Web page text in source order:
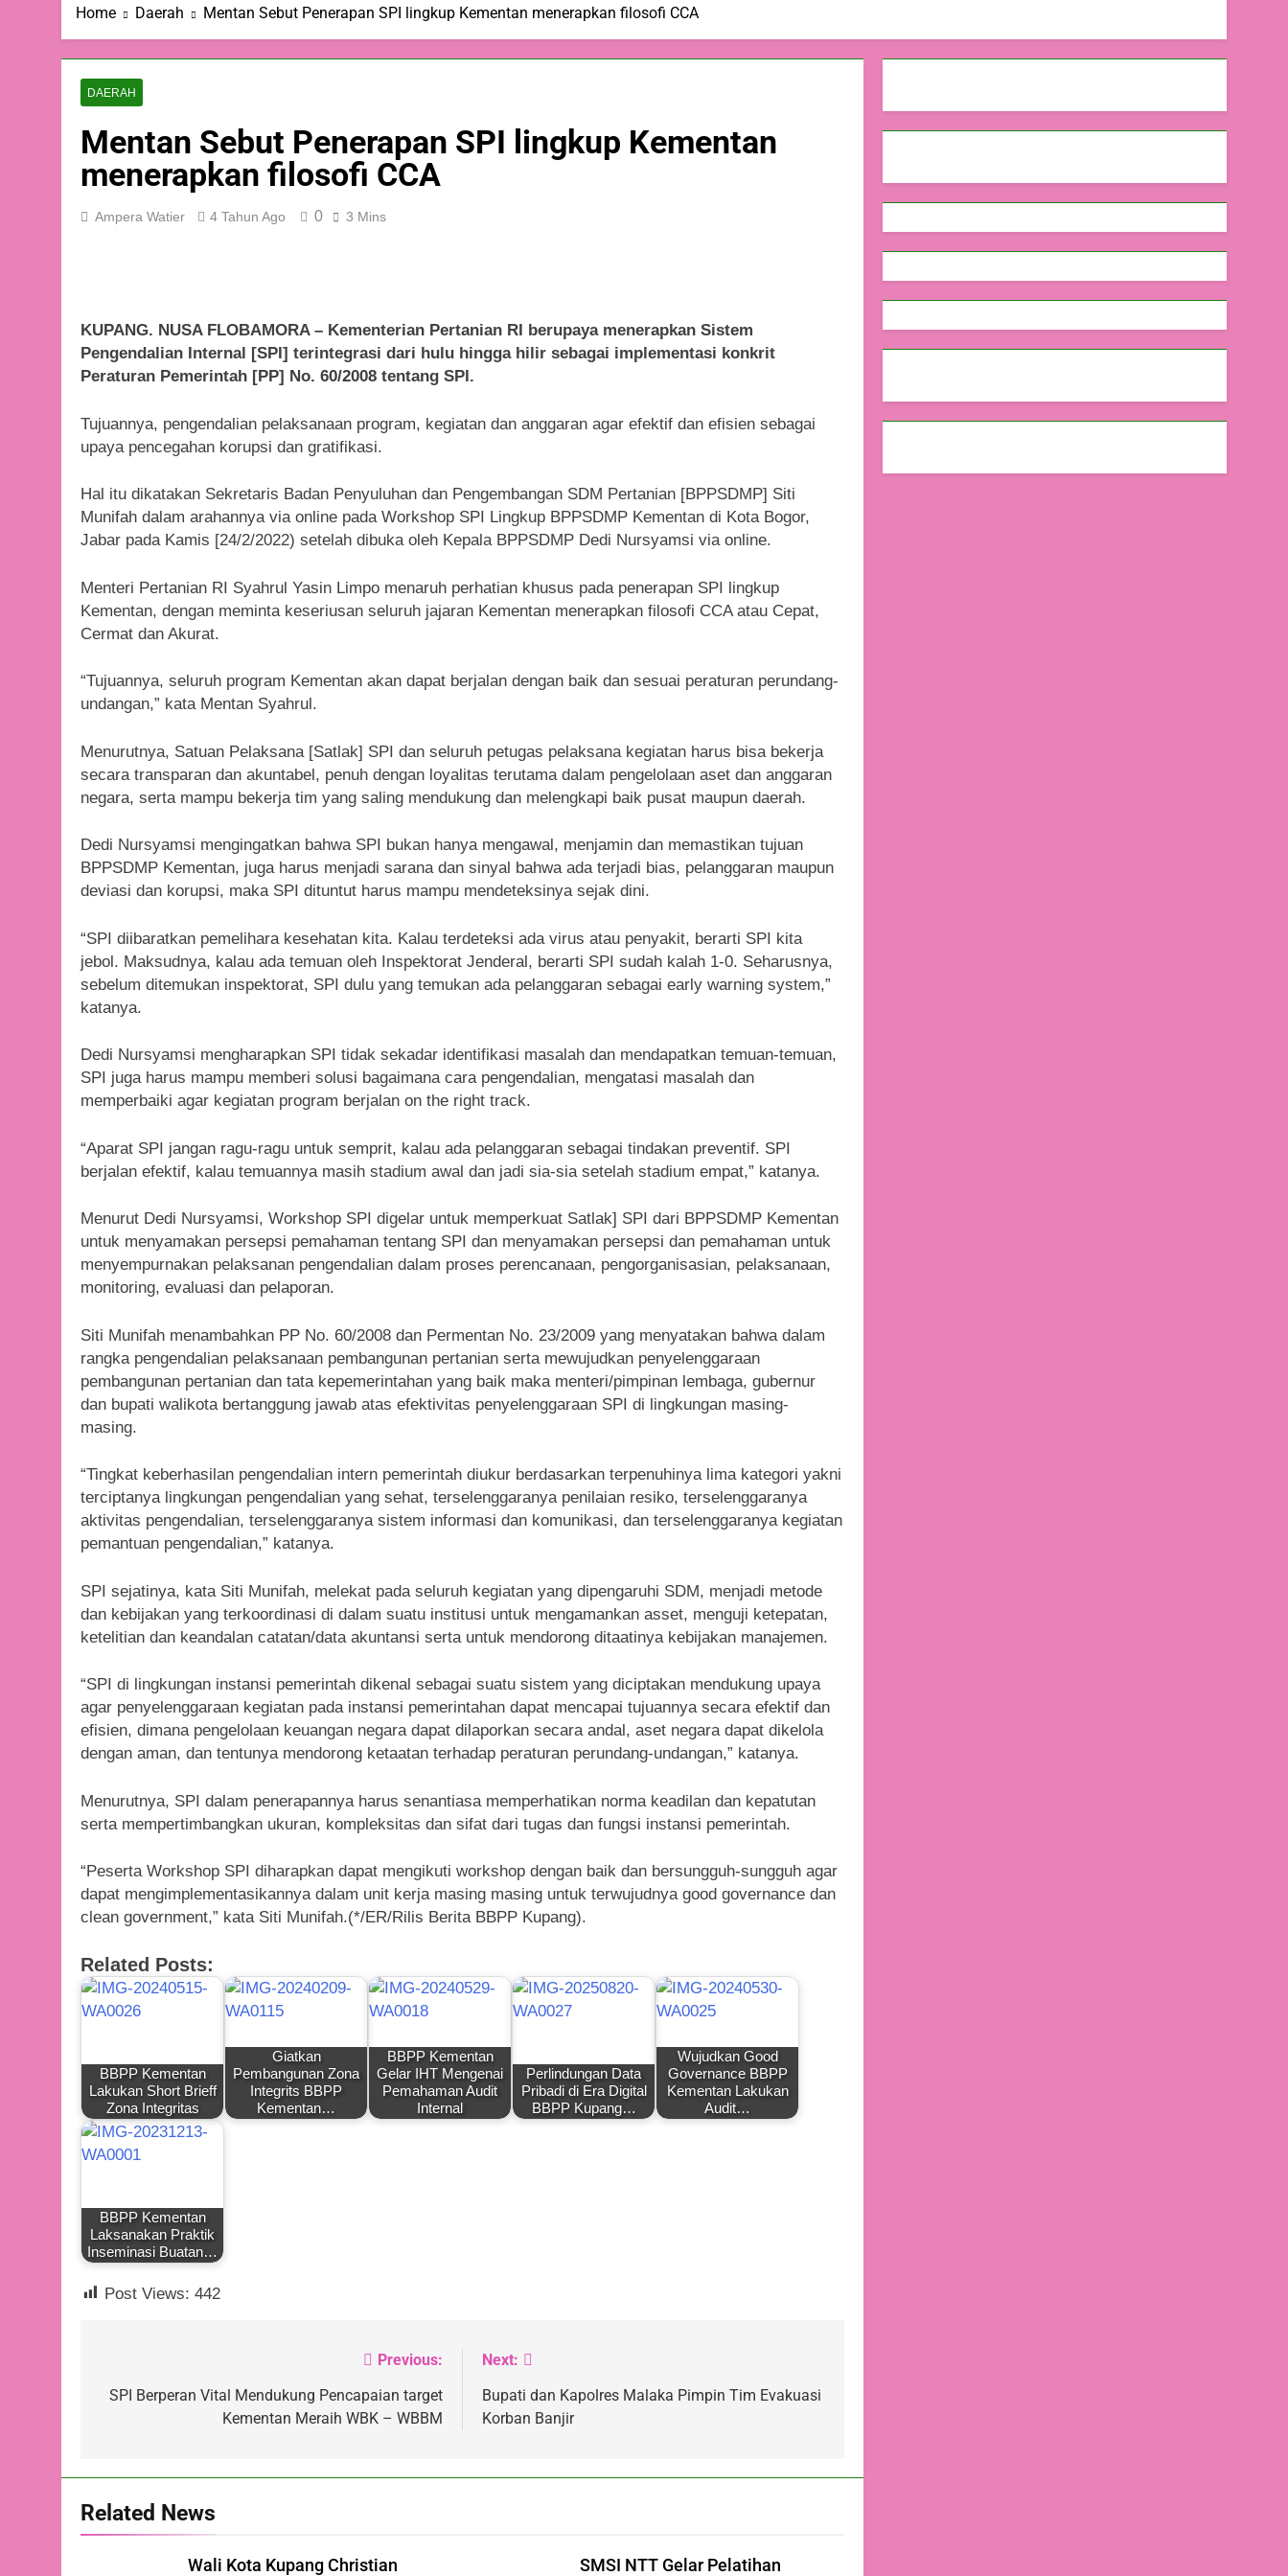
Home Daerah Mentan Sebut Penerapan SPI lingkup Kementan menerapkan filosofi CCA
DAERAH
Mentan Sebut Penerapan SPI lingkup Kementan
menerapkan filosofi CCA
Ampera Watier 4 Tahun Ago 0 3 Mins
KUPANG. NUSA FLOBAMORA – Kementerian Pertanian RI berupaya menerapkan Sistem
Pengendalian Internal [SPI] terintegrasi dari hulu hingga hilir sebagai implementasi konkrit
Peraturan Pemerintah [PP] No. 60/2008 tentang SPI.
Tujuannya, pengendalian pelaksanaan program, kegiatan dan anggaran agar efektif dan efisien sebagai
upaya pencegahan korupsi dan gratifikasi.
Hal itu dikatakan Sekretaris Badan Penyuluhan dan Pengembangan SDM Pertanian [BPPSDMP] Siti
Munifah dalam arahannya via online pada Workshop SPI Lingkup BPPSDMP Kementan di Kota Bogor,
Jabar pada Kamis [24/2/2022) setelah dibuka oleh Kepala BPPSDMP Dedi Nursyamsi via online.
Menteri Pertanian RI Syahrul Yasin Limpo menaruh perhatian khusus pada penerapan SPI lingkup
Kementan, dengan meminta keseriusan seluruh jajaran Kementan menerapkan filosofi CCA atau Cepat,
Cermat dan Akurat.
“Tujuannya, seluruh program Kementan akan dapat berjalan dengan baik dan sesuai peraturan perundang-
undangan,” kata Mentan Syahrul.
Menurutnya, Satuan Pelaksana [Satlak] SPI dan seluruh petugas pelaksana kegiatan harus bisa bekerja
secara transparan dan akuntabel, penuh dengan loyalitas terutama dalam pengelolaan aset dan anggaran
negara, serta mampu bekerja tim yang saling mendukung dan melengkapi baik pusat maupun daerah.
Dedi Nursyamsi mengingatkan bahwa SPI bukan hanya mengawal, menjamin dan memastikan tujuan
BPPSDMP Kementan, juga harus menjadi sarana dan sinyal bahwa ada terjadi bias, pelanggaran maupun
deviasi dan korupsi, maka SPI dituntut harus mampu mendeteksinya sejak dini.
“SPI diibaratkan pemelihara kesehatan kita. Kalau terdeteksi ada virus atau penyakit, berarti SPI kita
jebol. Maksudnya, kalau ada temuan oleh Inspektorat Jenderal, berarti SPI sudah kalah 1-0. Seharusnya,
sebelum ditemukan inspektorat, SPI dulu yang temukan ada pelanggaran sebagai early warning system,”
katanya.
Dedi Nursyamsi mengharapkan SPI tidak sekadar identifikasi masalah dan mendapatkan temuan-temuan,
SPI juga harus mampu memberi solusi bagaimana cara pengendalian, mengatasi masalah dan
memperbaiki agar kegiatan program berjalan on the right track.
“Aparat SPI jangan ragu-ragu untuk semprit, kalau ada pelanggaran sebagai tindakan preventif. SPI
berjalan efektif, kalau temuannya masih stadium awal dan jadi sia-sia setelah stadium empat,” katanya.
Menurut Dedi Nursyamsi, Workshop SPI digelar untuk memperkuat Satlak] SPI dari BPPSDMP Kementan
untuk menyamakan persepsi pemahaman tentang SPI dan menyamakan persepsi dan pemahaman untuk
menyempurnakan pelaksanan pengendalian dalam proses perencanaan, pengorganisasian, pelaksanaan,
monitoring, evaluasi dan pelaporan.
Siti Munifah menambahkan PP No. 60/2008 dan Permentan No. 23/2009 yang menyatakan bahwa dalam
rangka pengendalian pelaksanaan pembangunan pertanian serta mewujudkan penyelenggaraan
pembangunan pertanian dan tata kepemerintahan yang baik maka menteri/pimpinan lembaga, gubernur
dan bupati walikota bertanggung jawab atas efektivitas penyelenggaraan SPI di lingkungan masing-
masing.
“Tingkat keberhasilan pengendalian intern pemerintah diukur berdasarkan terpenuhinya lima kategori yakni
terciptanya lingkungan pengendalian yang sehat, terselenggaranya penilaian resiko, terselenggaranya
aktivitas pengendalian, terselenggaranya sistem informasi dan komunikasi, dan terselenggaranya kegiatan
pemantuan pengendalian,” katanya.
SPI sejatinya, kata Siti Munifah, melekat pada seluruh kegiatan yang dipengaruhi SDM, menjadi metode
dan kebijakan yang terkoordinasi di dalam suatu institusi untuk mengamankan asset, menguji ketepatan,
ketelitian dan keandalan catatan/data akuntansi serta untuk mendorong ditaatinya kebijakan manajemen.
“SPI di lingkungan instansi pemerintah dikenal sebagai suatu sistem yang diciptakan mendukung upaya
agar penyelenggaraan kegiatan pada instansi pemerintahan dapat mencapai tujuannya secara efektif dan
efisien, dimana pengelolaan keuangan negara dapat dilaporkan secara andal, aset negara dapat dikelola
dengan aman, dan tentunya mendorong ketaatan terhadap peraturan perundang-undangan,” katanya.
Menurutnya, SPI dalam penerapannya harus senantiasa memperhatikan norma keadilan dan kepatutan
serta mempertimbangkan ukuran, kompleksitas dan sifat dari tugas dan fungsi instansi pemerintah.
“Peserta Workshop SPI diharapkan dapat mengikuti workshop dengan baik dan bersungguh-sungguh agar
dapat mengimplementasikannya dalam unit kerja masing masing untuk terwujudnya good governance dan
clean government,” kata Siti Munifah.(*/ER/Rilis Berita BBPP Kupang).
Related Posts:
BBPP Kementan
Lakukan Short Brieff
Zona Integritas
Giatkan
Pembangunan Zona
Integrits BBPP
Kementan…
BBPP Kementan
Gelar IHT Mengenai
Pemahaman Audit
Internal
Perlindungan Data
Pribadi di Era Digital
BBPP Kupang…
Wujudkan Good
Governance BBPP
Kementan Lakukan
Audit…
BBPP Kementan
Laksanakan Praktik
Inseminasi Buatan…
Post Views: 442
pos
Previous:
SPI Berperan Vital Mendukung Pencapaian target
Kementan Meraih WBK – WBBM
Next:
Bupati dan Kapolres Malaka Pimpin Tim Evakuasi
Korban Banjir
Related News
Wali Kota Kupang Christian SMSI NTT Gelar Pelatihan